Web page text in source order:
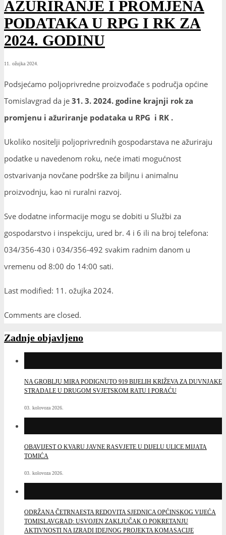
AŽURIRANJE I PROMJENA
PODATAKA U RPG I RK ZA
2024. GODINU
11. ožujka 2024.
Podsjećamo poljoprivredne proizvođače s područja općine
Tomislavgrad da je 31. 3. 2024. godine krajnji rok za
promjenu i ažuriranje podataka u RPG i RK .
Ukoliko nositelji poljoprivrednih gospodarstava ne ažuriraju
podatke u navedenom roku, neće imati mogućnost
ostvarivanja novčane podrške za biljnu i animalnu
proizvodnju, kao ni ruralni razvoj.
Sve dodatne informacije mogu se dobiti u Službi za
gospodarstvo i inspekciju, ured br. 4 i 6 ili na broj telefona:
034/356-430 i 034/356-492 svakim radnim danom u
vremenu od 8:00 do 14:00 sati.
Last modified: 11. ožujka 2024.
Comments are closed.
Zadnje objavljeno
NA GROBLJU MIRA PODIGNUTO 919 BIJELIH KRIŽEVA ZA DUVNJAKE
STRADALE U DRUGOM SVJETSKOM RATU I PORAĆU
03. kolovoza 2026.
OBAVIJEST O KVARU JAVNE RASVJETE U DIJELU ULICE MIJATA
TOMIĆA
03. kolovoza 2026.
ODRŽANA ČETRNAESTA REDOVITA SJEDNICA OPĆINSKOG VIJEĆA
TOMISLAVGRAD: USVOJEN ZAKLJUČAK O POKRETANJU
AKTIVNOSTI NA IZRADI IDEJNOG PROJEKTA KOMASACIJE